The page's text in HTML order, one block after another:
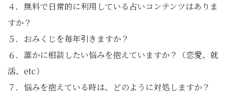
４．無料で日常的に利用している占いコンテンツはありま
すか？
５．おみくじを毎年引きますか？
６．誰かに相談したい悩みを抱えていますか？（恋愛、就
活、etc）
７．悩みを抱えている時は、どのように対処しますか？